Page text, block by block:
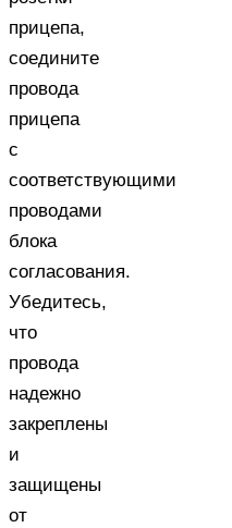
прицепа,
соедините
провода
прицепа
с
соответствующими
проводами
блока
согласования.
Убедитесь,
что
провода
надежно
закреплены
и
защищены
от